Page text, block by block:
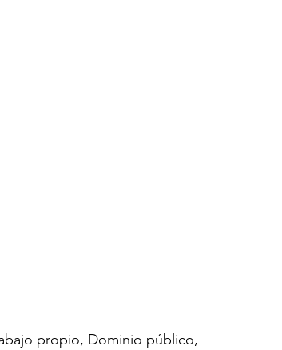
propio, Dominio público,